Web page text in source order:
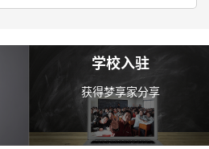
学校入驻
获得梦享家分享